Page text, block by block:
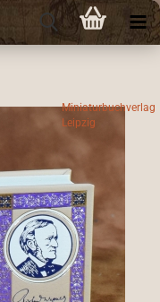
Miniaturbuchverlag
Leipzig